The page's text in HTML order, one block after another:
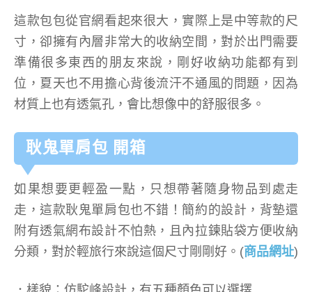
這款包包從官網看起來很大，實際上是中等款的尺
寸，卻擁有內層非常大的收納空間，對於出門需要
準備很多東西的朋友來說，剛好收納功能都有到
位，夏天也不用擔心背後流汗不通風的問題，因為
材質上也有透氣孔，會比想像中的舒服很多。
耿鬼單肩包 開箱
如果想要更輕盈一點，只想帶著隨身物品到處走
走，這款耿鬼單肩包也不錯！簡約的設計，背墊還
附有透氣網布設計不怕熱，且內拉鍊貼袋方便收納
分類，對於輕旅行來說這個尺寸剛剛好。(商品網址)